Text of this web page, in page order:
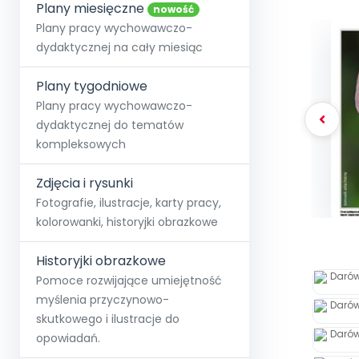
Społeczność
+48 12 631 04 10
kontakt@blizejprzedszkola.pl
O miesięczniku
Strona główna
Strefy,
O Akademii
Akademia
Poznaj pakiet MAX
Testuj przez 7 dni
E-
∞Pakiet
Pełen
Wszystkie projekty
Skontaktuj się
Dodaj wpis
Plany miesięczne nowość
Plany pracy wychowawczo-
dydaktycznej na cały miesiąc
Plany tygodniowe
Plany pracy wychowawczo-
dydaktycznej do tematów
kompleksowych
Zdjęcia i rysunki
Fotografie, ilustracje, karty pracy,
kolorowanki, historyjki obrazkowe
Historyjki obrazkowe
Pomoce rozwijające umiejętność
myślenia przyczynowo-
skutkowego i ilustracje do
opowiadań.